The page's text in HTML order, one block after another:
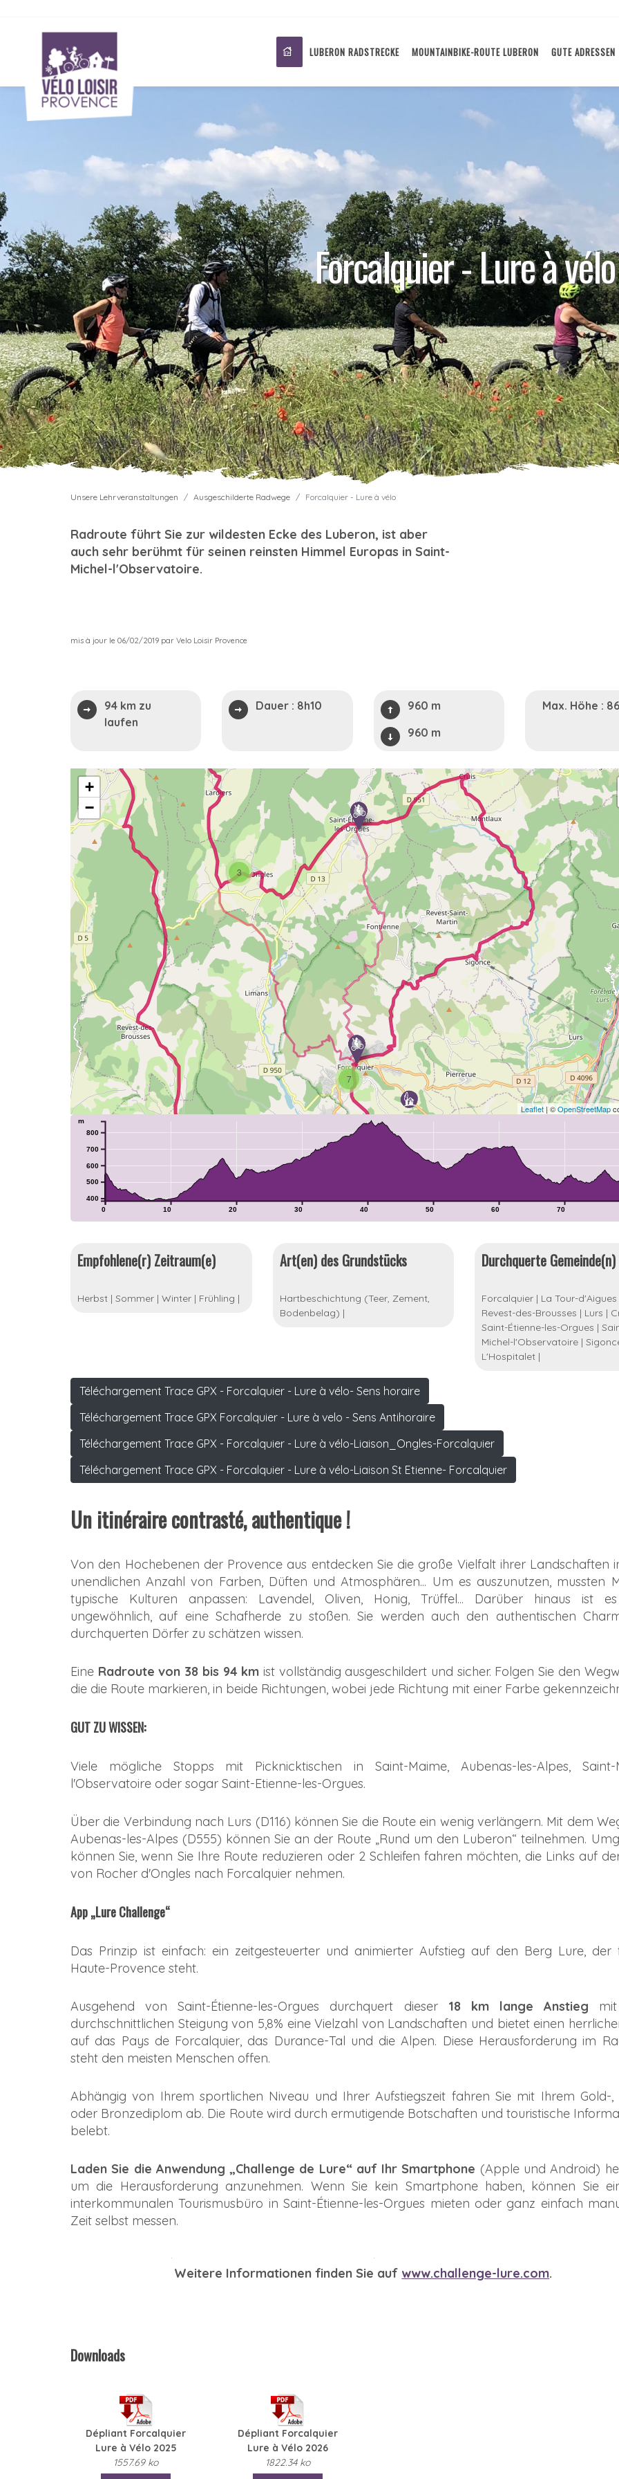
LUBERON RADSTRECKE MOUNTAINBIKE-ROUTE LUBERON GUTE ADRESSEN
Forcalquier - Lure à vélo
Unsere Lehrveranstaltungen Ausgeschilderte Radwege Forcalquier - Lure à vélo
Radroute führt Sie zur wildesten Ecke des Luberon, ist aber
auch sehr berühmt für seinen reinsten Himmel Europas in Saint-
Michel-l'Observatoire.
mis à jour le 06/02/2019 par Velo Loisir Provence
94 km zu
laufen
Dauer : 8h10
960 m
960 m
Max. Höhe :
7
3
+
−
Leaflet| ©OpenStreetMap
0 10 20 30 40 50 60 70
400
500
600
700
800
m
Empfohlene(r) Zeitraum(e)
Herbst | Sommer | Winter | Frühling |
Art(en) des Grundstücks
Hartbeschichtung (Teer, Zement,
Bodenbelag) |
Durchquerte Gemeinde(n)
Forcalquier | La Tour-d'Aigues
Revest-des-Brousses | Lurs |
Saint-Étienne-les-Orgues |
Michel-l'Observatoire |
L'Hospitalet |
Téléchargement Trace GPX - Forcalquier - Lure à vélo- Sens horaire
Téléchargement Trace GPX Forcalquier - Lure à velo - Sens Antihoraire
Téléchargement Trace GPX - Forcalquier - Lure à vélo-Liaison_Ongles-Forcalquier
Téléchargement Trace GPX - Forcalquier - Lure à vélo-Liaison St Etienne- Forcalquier
Un itinéraire contrasté, authentique !
Von den Hochebenen der Provence aus entdecken Sie die große Vielfalt ihrer Landschaften
unendlichen Anzahl von Farben, Düften und Atmosphären... Um es auszunutzen, mussten
typische Kulturen anpassen: Lavendel, Oliven, Honig, Trüffel... Darüber hinaus ist
ungewöhnlich, auf eine Schafherde zu stoßen. Sie werden auch den authentischen
durchquerten Dörfer zu schätzen wissen.
Eine Radroute von 38 bis 94 km ist vollständig ausgeschildert und sicher. Folgen Sie den
die die Route markieren, in beide Richtungen, wobei jede Richtung mit einer Farbe
GUT ZU WISSEN:
Viele mögliche Stopps mit Picknicktischen in Saint-Maime, Aubenas-les-Alpes, Saint-
l'Observatoire oder sogar Saint-Etienne-les-Orgues.
Über die Verbindung nach Lurs (D116) können Sie die Route ein wenig verlängern. Mit dem
Aubenas-les-Alpes (D555) können Sie an der Route „Rund um den Luberon“ teilnehmen.
können Sie, wenn Sie Ihre Route reduzieren oder 2 Schleifen fahren möchten, die Links auf
von Rocher d'Ongles nach Forcalquier nehmen.
App „Lure Challenge“
Das Prinzip ist einfach: ein zeitgesteuerter und animierter Aufstieg auf den Berg Lure, der
Haute-Provence steht.
Ausgehend von Saint-Étienne-les-Orgues durchquert dieser 18 km lange Anstieg
durchschnittlichen Steigung von 5,8% eine Vielzahl von Landschaften und bietet einen
auf das Pays de Forcalquier, das Durance-Tal und die Alpen. Diese Herausforderung im
steht den meisten Menschen offen.
Abhängig von Ihrem sportlichen Niveau und Ihrer Aufstiegszeit fahren Sie mit Ihrem Gold-,
oder Bronzediplom ab. Die Route wird durch ermutigende Botschaften und touristische
belebt.
Laden Sie die Anwendung „Challenge de Lure“ auf Ihr Smartphone (Apple und Android)
um die Herausforderung anzunehmen. Wenn Sie kein Smartphone haben, können Sie
interkommunalen Tourismusbüro in Saint-Étienne-les-Orgues mieten oder ganz einfach
Zeit selbst messen.
Weitere Informationen finden Sie auf www.challenge-lure.com.
Downloads
Dépliant Forcalquier
Lure à Vélo 2025
1557.69 ko
Dépliant Forcalquier
Lure à Vélo 2026
1822.34 ko